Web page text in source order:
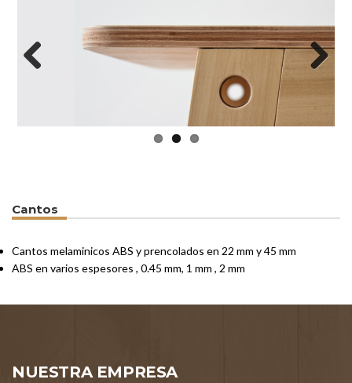
Next
Cantos
Cantos melaminicos ABS y prencolados en 22 mm y 45 mm
ABS en varios espesores , 0.45 mm, 1 mm , 2 mm
NUESTRA EMPRESA